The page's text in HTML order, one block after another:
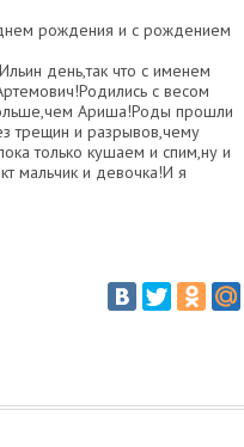
рождения и с рождением
день,так что с именем
с весом
Ариша!Роды прошли
трещин и разрывов,чему
только кушаем и спим,ну и
мальчик и девочка!И я